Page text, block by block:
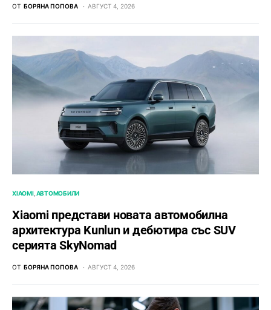
ОТ БОРЯНА ПОПОВА АВГУСТ 4, 2026
XIAOMI АВТОМОБИЛИ
Xiaomi представи новата автомобилна
архитектура Kunlun и дебютира със SUV
серията SkyNomad
ОТ БОРЯНА ПОПОВА АВГУСТ 4, 2026